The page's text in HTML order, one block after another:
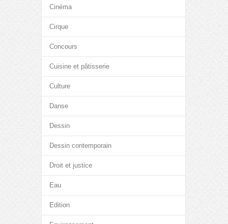
Cinéma
Cirque
Concours
Cuisine et pâtisserie
Culture
Danse
Dessin
Dessin contemporain
Droit et justice
Eau
Edition